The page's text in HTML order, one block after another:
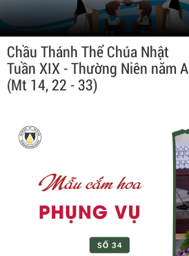
Chầu Thánh Thể Chúa Nhật
Tuần XIX - Thường Niên năm A
(Mt 14, 22 - 33)